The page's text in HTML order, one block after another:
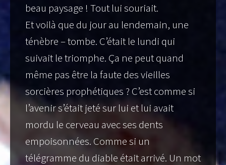
beau paysage ! Tout lui souriait.
Et voilà que du jour au lendemain, une
ténèbre – tombe. C’était le lundi qui
suivait le triomphe. Ça ne peut quand
même pas être la faute des vieilles
sorcières prophétiques ? C’est comme si
l’avenir s’était jeté sur lui et lui avait
mordu le cerveau avec ses dents
empoisonnées. Comme si un
télégramme du diable était arrivé. Un mot